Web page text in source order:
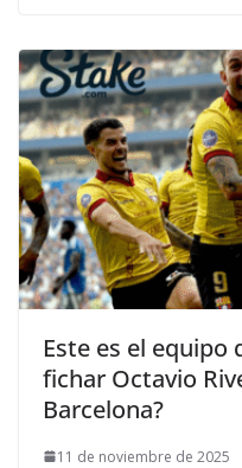
Este es el
fichar Octavio
Barcelona?
11 de noviembre de 2025